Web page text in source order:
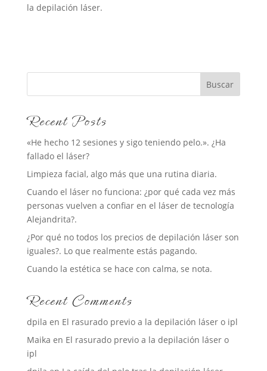
la depilación láser.
Buscar
Recent Posts
«He hecho 12 sesiones y sigo teniendo pelo.». ¿Ha
fallado el láser?
Limpieza facial, algo más que una rutina diaria.
Cuando el láser no funciona: ¿por qué cada vez más
personas vuelven a confiar en el láser de tecnología
Alejandrita?.
¿Por qué no todos los precios de depilación láser son
iguales?. Lo que realmente estás pagando.
Cuando la estética se hace con calma, se nota.
Recent Comments
dpila en El rasurado previo a la depilación láser o ipl
Maika en El rasurado previo a la depilación láser o
ipl